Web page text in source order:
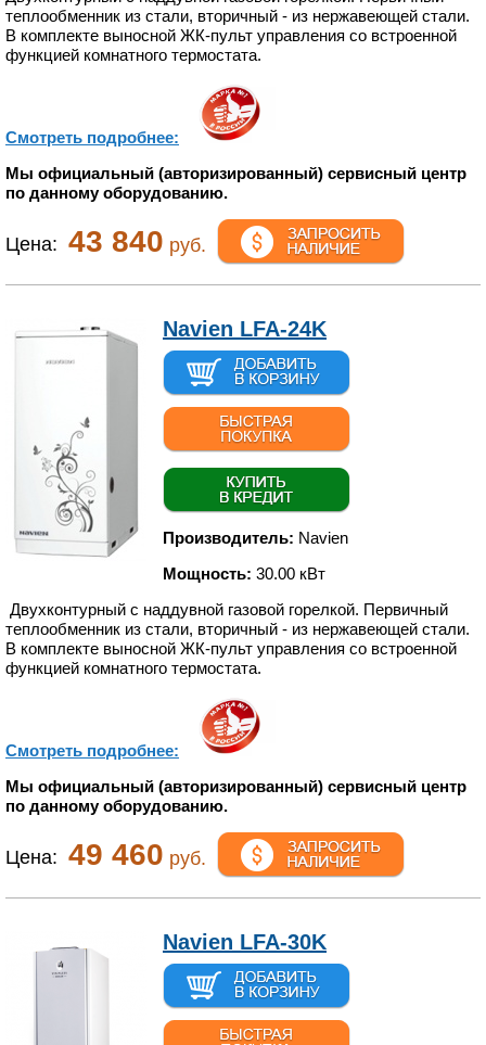
теплообменник из стали, вторичный - из нержавеющей стали.
В комплекте выносной ЖК-пульт управления со встроенной
функцией комнатного термостата.
Смотреть подробнее:
Мы официальный (авторизированный) сервисный центр
по данному оборудованию.
Цена: 43 840 руб.
Navien LFA-24K
Производитель: Navien
Мощность: 30.00 кВт
Двухконтурный с наддувной газовой горелкой. Первичный
теплообменник из стали, вторичный - из нержавеющей стали.
В комплекте выносной ЖК-пульт управления со встроенной
функцией комнатного термостата.
Смотреть подробнее:
Мы официальный (авторизированный) сервисный центр
по данному оборудованию.
Цена: 49 460 руб.
Navien LFA-30K